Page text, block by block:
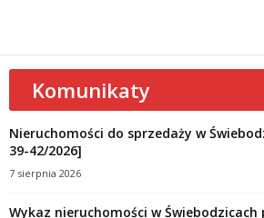
Komunikaty
Nieruchomości do sprzedaży w
39-42/2026]
7 sierpnia 2026
Wykaz nieruchomości w